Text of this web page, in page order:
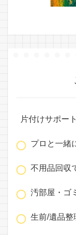
片付けサポート
プロと一緒
不用品回収
汚部屋・ゴ
生前/遺品整